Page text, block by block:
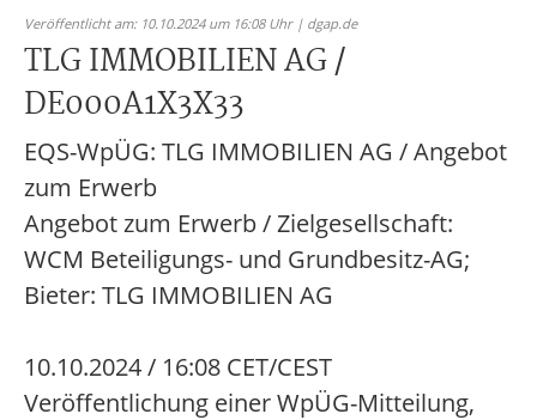
Veröffentlicht am: 10.10.2024 um 16:08 Uhr | dgap.de
TLG IMMOBILIEN AG /
DE000A1X3X33
EQS-WpÜG: TLG IMMOBILIEN AG / Angebot
zum Erwerb
Angebot zum Erwerb / Zielgesellschaft:
WCM Beteiligungs- und Grundbesitz-AG;
Bieter: TLG IMMOBILIEN AG
10.10.2024 / 16:08 CET/CEST
Veröffentlichung einer WpÜG-Mitteilung,